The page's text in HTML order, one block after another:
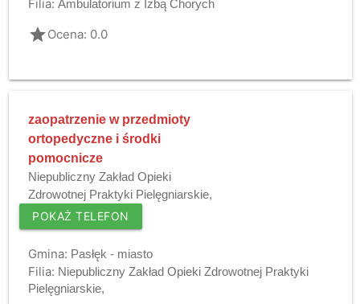
Filia: Ambulatorium z Izbą Chorych
gradeOcena: 0.0
zaopatrzenie w przedmioty
ortopedyczne i środki
pomocnicze
Niepubliczny Zakład Opieki
Zdrowotnej Praktyki Pielęgniarskie,
POKAŻ TELEFON
Gmina: Pasłęk - miasto
Filia: Niepubliczny Zakład Opieki Zdrowotnej Praktyki
Pielęgniarskie,